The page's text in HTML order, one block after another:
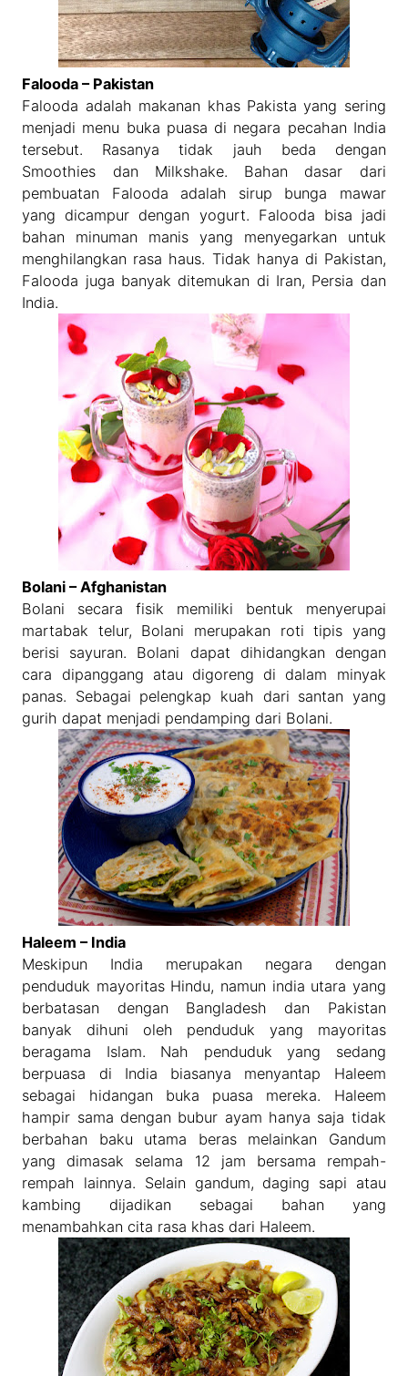
Falooda – Pakistan
Falooda adalah makanan khas Pakista yang sering
menjadi menu buka puasa di negara pecahan India
tersebut. Rasanya tidak jauh beda dengan
Smoothies dan Milkshake. Bahan dasar dari
pembuatan Falooda adalah sirup bunga mawar
yang dicampur dengan yogurt. Falooda bisa jadi
bahan minuman manis yang menyegarkan untuk
menghilangkan rasa haus. Tidak hanya di Pakistan,
Falooda juga banyak ditemukan di Iran, Persia dan
India.
Bolani – Afghanistan
Bolani secara fisik memiliki bentuk menyerupai
martabak telur, Bolani merupakan roti tipis yang
berisi sayuran. Bolani dapat dihidangkan dengan
cara dipanggang atau digoreng di dalam minyak
panas. Sebagai pelengkap kuah dari santan yang
gurih dapat menjadi pendamping dari Bolani.
Haleem – India
Meskipun India merupakan negara dengan
penduduk mayoritas Hindu, namun india utara yang
berbatasan dengan Bangladesh dan Pakistan
banyak dihuni oleh penduduk yang mayoritas
beragama Islam. Nah penduduk yang sedang
berpuasa di India biasanya menyantap Haleem
sebagai hidangan buka puasa mereka. Haleem
hampir sama dengan bubur ayam hanya saja tidak
berbahan baku utama beras melainkan Gandum
yang dimasak selama 12 jam bersama rempah-
rempah lainnya. Selain gandum, daging sapi atau
kambing dijadikan sebagai bahan yang
menambahkan cita rasa khas dari Haleem.